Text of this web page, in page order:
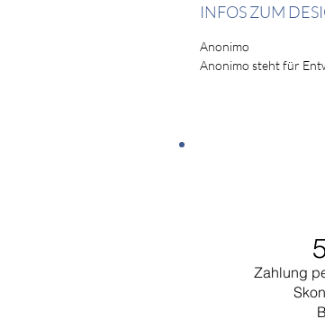
INFOS ZUM
Anonimo
Anonimo steht für
Zahlung